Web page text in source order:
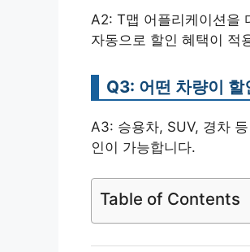
A2: T맵 어플리케이션을
자동으로 할인 혜택이 적
Q3: 어떤 차량이
A3: 승용차, SUV, 경차
인이 가능합니다.
Table of Contents